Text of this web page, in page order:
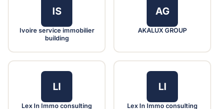
IS
Ivoire service immobilier
building
AG
AKALUX GROUP
LI
Lex In Immo consulting
LI
Lex In Immo consulting